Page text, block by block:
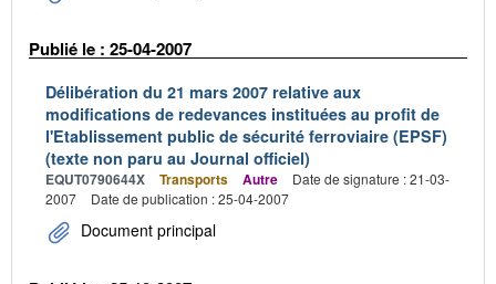
Publié le : 25-04-2007
Délibération du 21 mars 2007 relative aux
modifications de redevances instituées au profit de
l'Etablissement public de sécurité ferroviaire (EPSF)
(texte non paru au Journal officiel)
EQUT0790644X Transports Autre
Date de signature : 21-03-
2007
Date de publication : 25-04-2007
Document principal